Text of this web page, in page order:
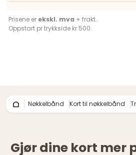
Prisene er ekskl. mva + frakt.
Oppstart pr trykkside kr 500.
Nøkkelbånd Kort til nøkkelbånd
Gjør dine kort mer